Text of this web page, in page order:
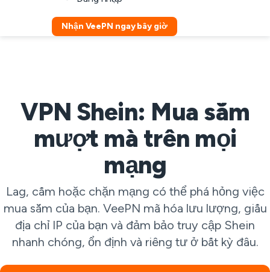
Nhận VeePN ngay bây giờ
VPN Shein: Mua sắm
mượt mà trên mọi
mạng
Lag, cấm hoặc chặn mạng có thể phá hỏng việc
mua sắm của bạn. VeePN mã hóa lưu lượng, giấu
địa chỉ IP của bạn và đảm bảo truy cập Shein
nhanh chóng, ổn định và riêng tư ở bất kỳ đâu.